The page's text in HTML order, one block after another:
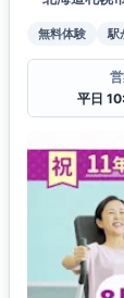
無料体験 駅
平日